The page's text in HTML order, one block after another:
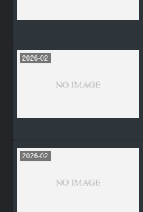
2026-02
2026-02